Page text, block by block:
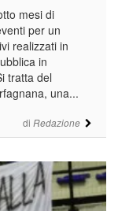
di Redazione
mesi di
per un
realizzati in
in
tratta del
una...